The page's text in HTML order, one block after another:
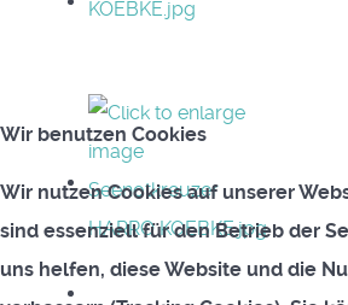
Wir benutzen Cookies
Wir nutzen Cookies auf unserer
sind essenziell für den Betrieb der
uns helfen, diese Website und die